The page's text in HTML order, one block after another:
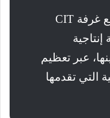
وأضاف: «نتطلع بالتعاون مع غرفة CIT
عبر تعظيم
التي تقدمها